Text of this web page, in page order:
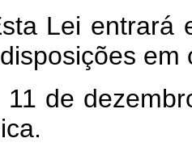
Lei entrará
em
dezembro